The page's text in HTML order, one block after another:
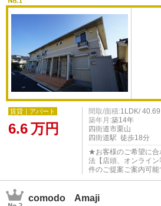
賃貸｜アパート
6.6万円
間取/面積:1LDK/ 40.69
築年月:築14年
四街道市栗山
四街道駅 徒歩18分
★お客様のご希望に合
法【店頭、オンライン
件のご提案ご案内可能
comodo Amaji